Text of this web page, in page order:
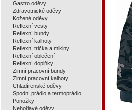
Gastro oděvy
Zdravotnické oděvy
Kožené oděvy
Reflexní vesty
Reflexní bundy
Reflexní kalhoty
Reflexní trička a mikiny
Reflexní oblečení
Reflexní doplňky
Zimní pracovní bundy
Zimní pracovní kalhoty
Chladírenské oděvy
Spodní prádlo a termoprádlo
Ponožky
Nehořlavé oděvy